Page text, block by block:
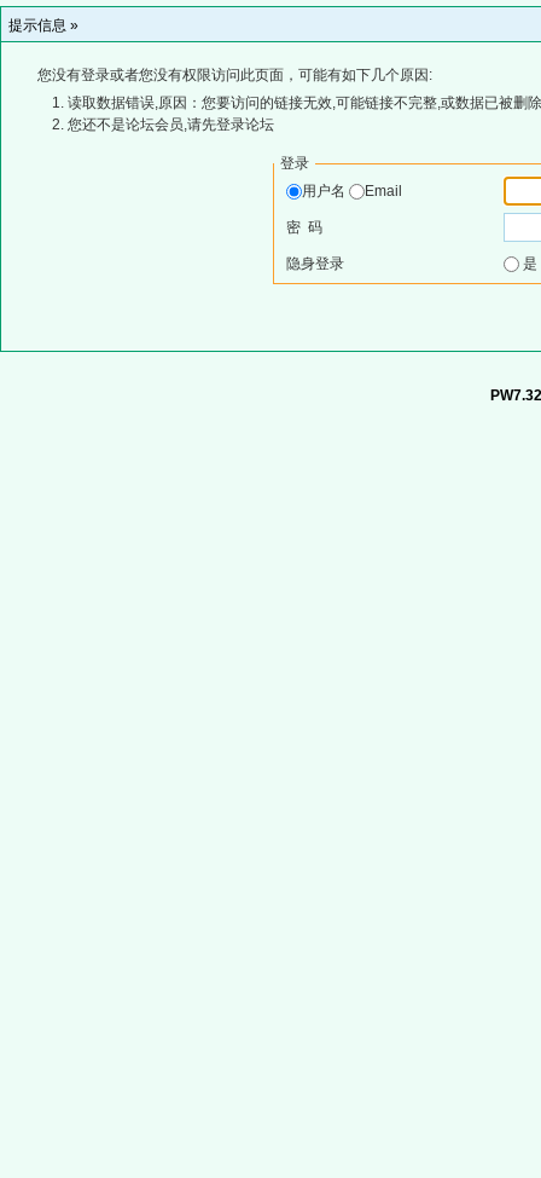
提示信息 »
您没有登录或者您没有权限访问此页面，可能有如下几个原因:
读取数据错误,原因：您要访问的链接无效,可能链接不完整,或数据已被删
您还不是论坛会员,请先登录论坛
登录
用户名
Email
密 码
隐身登录